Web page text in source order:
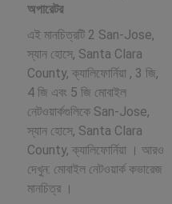
অপারেটর
এই মানচিত্রটি 2 San-Jose,
স্যান হোসে, Santa Clara
County, ক্যালিফোর্নিয়া , 3 জি,
4 জি এবং 5 জি মোবাইল
নেটওয়ার্কগুলিকে San-Jose,
স্যান হোসে, Santa Clara
County, ক্যালিফোর্নিয়া । আরও
দেখুন: মোবাইল নেটওয়ার্ক কভারেজ
মানচিত্র ।